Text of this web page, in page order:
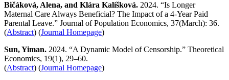
Bičáková, Alena, and Klára Kalíšková. 2024. “Is Longer
Maternal Care Always Beneficial? The Impact of a 4-Year Paid
Parental Leave.” Journal of Population Economics, 37(March): 36.
(Abstract) (Journal Homepage)
Sun, Yiman. 2024. “A Dynamic Model of Censorship.” Theoretical
Economics, 19(1), 29–60.
(Abstract) (Journal Homepage)